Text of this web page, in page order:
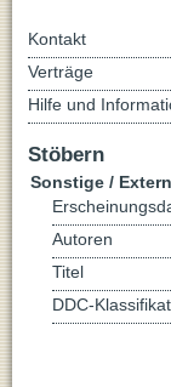
Kontakt
Verträge
Hilfe und
Stöbern
Sonstige /
Autoren
Titel
DDC-